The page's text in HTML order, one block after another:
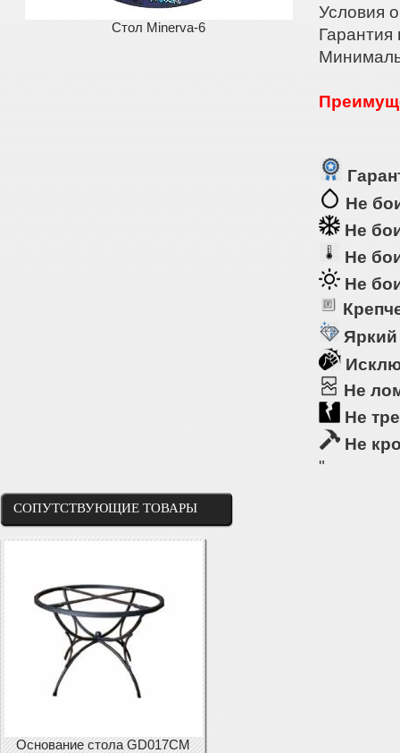
Стол Minerva-6
Условия
Гарантия
Не
Не
Не
Не
Не
Не
Не
"
СОПУТСТВУЮЩИЕ ТОВАРЫ
Основание стола GD017CM